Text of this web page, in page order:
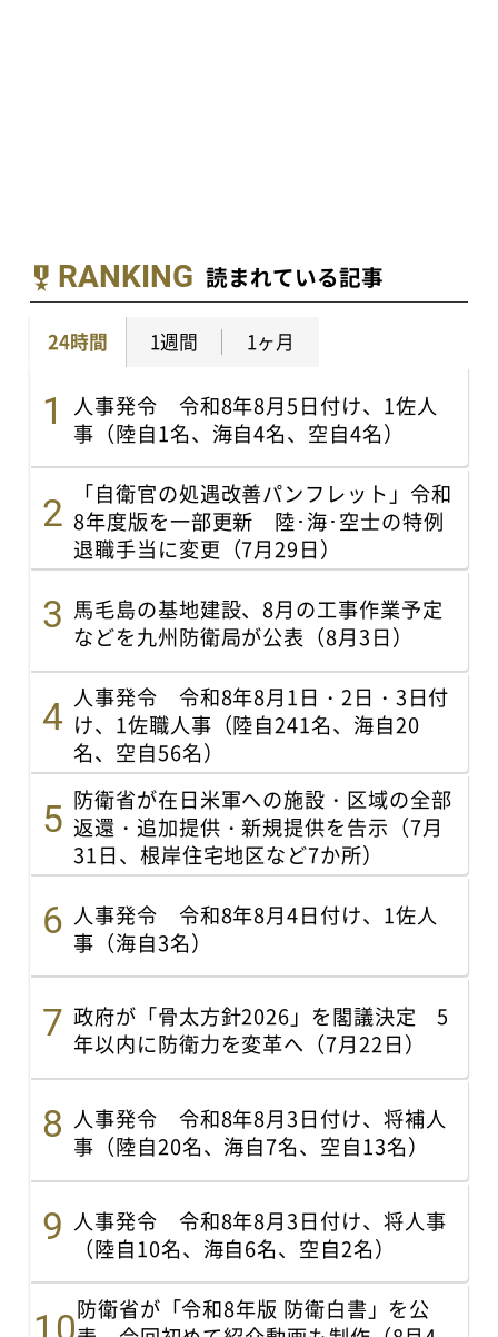
RANKING 読まれている記事
24時間 1週間 1ヶ月
人事発令 令和8年8月5日付け、1佐人
事（陸自1名、海自4名、空自4名）
「自衛官の処遇改善パンフレット」令和
8年度版を一部更新 陸･海･空士の特例
退職手当に変更（7月29日）
馬毛島の基地建設、8月の工事作業予定
などを九州防衛局が公表（8月3日）
人事発令 令和8年8月1日・2日・3日付
け、1佐職人事（陸自241名、海自20
名、空自56名）
防衛省が在日米軍への施設・区域の全部
返還・追加提供・新規提供を告示（7月
31日、根岸住宅地区など7か所）
人事発令 令和8年8月4日付け、1佐人
事（海自3名）
政府が「骨太方針2026」を閣議決定 5
年以内に防衛力を変革へ（7月22日）
人事発令 令和8年8月3日付け、将補人
事（陸自20名、海自7名、空自13名）
人事発令 令和8年8月3日付け、将人事
（陸自10名、海自6名、空自2名）
防衛省が「令和8年版 防衛白書」を公